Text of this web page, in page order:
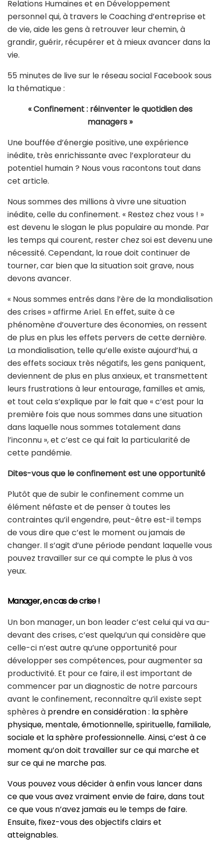
Relations Humaines et en Développement
personnel qui, à travers le Coaching d’entreprise et
de vie, aide les gens à retrouver leur chemin, à
grandir, guérir, récupérer et à mieux avancer dans la
vie.
55 minutes de live sur le réseau social Facebook sous
la thématique :
« Confinement : réinventer le quotidien des
managers »
Une bouffée d’énergie positive, une expérience
inédite, très enrichissante avec l’explorateur du
potentiel humain ? Nous vous racontons tout dans
cet article.
Nous sommes des millions à vivre une situation
inédite, celle du confinement. « Restez chez vous ! »
est devenu le slogan le plus populaire au monde. Par
les temps qui courent, rester chez soi est devenu une
nécessité. Cependant, la roue doit continuer de
tourner, car bien que la situation soit grave, nous
devons avancer.
« Nous sommes entrés dans l’ère de la mondialisation
des crises » affirme Ariel. En effet, suite à ce
phénomène d’ouverture des économies, on ressent
de plus en plus les effets pervers de cette dernière.
La mondialisation, telle qu’elle existe aujourd’hui, a
des effets sociaux très négatifs, les gens paniquent,
deviennent de plus en plus anxieux, et transmettent
leurs frustrations à leur entourage, familles et amis,
et tout cela s’explique par le fait que « c’est pour la
première fois que nous sommes dans une situation
dans laquelle nous sommes totalement dans
l’inconnu », et c’est ce qui fait la particularité de
cette pandémie.
Dites-vous que leconfinementest uneopportunité
Plutôt que de subir le confinement comme un
élément néfaste et de penser à toutes les
contraintes qu’il engendre, peut-être est-il temps
de vous dire que c’est le moment ou jamais de
changer. Il s’agit d’une période pendant laquelle vous
pouvez travailler sur ce qui compte le plus à vos
yeux.
Manager, en cas de crise !
Un bon manager, un bon leader c’est celui qui va au-
devant des crises, c’est quelqu’un qui considère que
celle-ci n’est autre qu’une opportunité pour
développer ses compétences, pour augmenter sa
productivité. Et pour ce faire, il est important de
commencer par un diagnostic de notre parcours
avant le confinement, reconnaître qu’il existe sept
sphères à prendre en considération : la sphère
physique, mentale, émotionnelle, spirituelle, familiale,
sociale et la sphère professionnelle. Ainsi, c’est à ce
moment qu’on doit travailler sur ce qui marche et
sur ce qui ne marche pas.
Vous pouvez vous décider à enfin vous lancer dans
ce que vous avez vraiment envie de faire, dans tout
ce que vous n’avez jamais eu le temps de faire.
Ensuite, fixez-vous des objectifs clairs et
atteignables.